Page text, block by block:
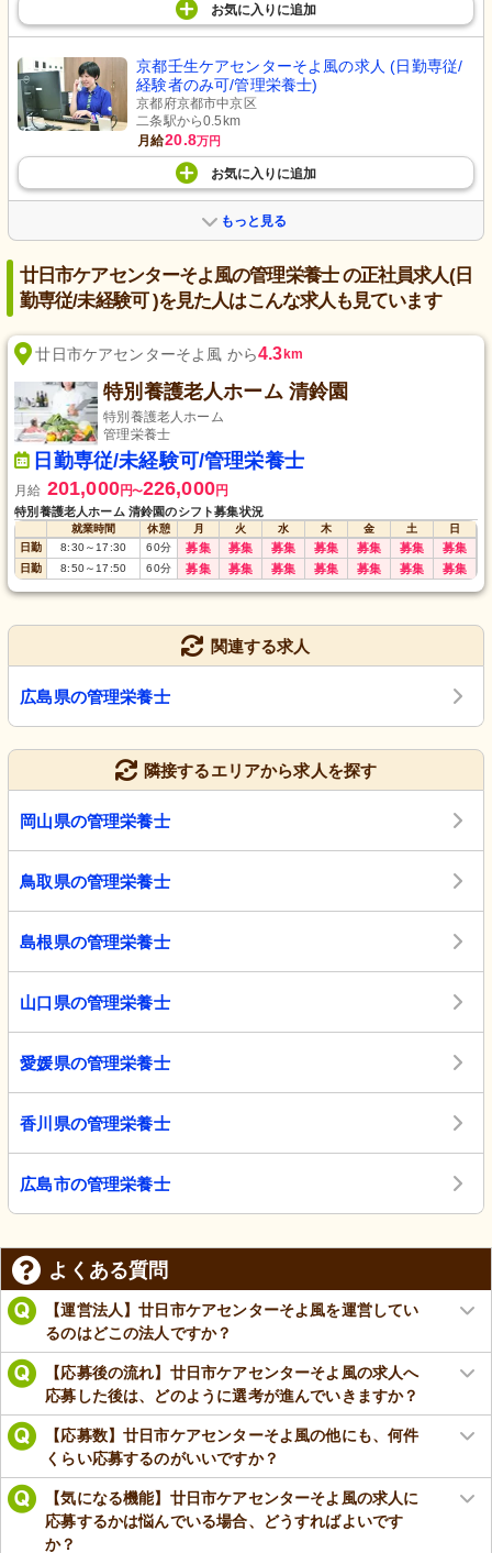
お気に入り に追加
京都壬生ケアセンターそよ風の求人 (日勤専従/
経験者のみ可/管理栄養士)
京都府京都市中京区
二条駅から0.5km
月給20.8万円
お気に入り に追加
もっと見る
廿日市ケアセンターそよ風の管理栄養士 の正社員求人(日
勤専従/未経験可 )を見た人はこんな求人も見ています
廿日市ケアセンターそよ風 から4.3km
特別養護老人ホーム 清鈴園
特別養護老人ホーム
管理栄養士
日勤専従/未経験可/管理栄養士
月給 201,000円〜226,000円
特別養護老人ホーム 清鈴園のシフト募集状況
就業時間 休憩 月 火 水 木 金 土
日
日勤
8:30～17:30 60分 募集 募集 募集 募集 募集 募集 募集
日勤 8:50～17:50 60分 募集 募集 募集 募集 募集 募集 募集
関連する求人
広島県の管理栄養士
隣接するエリアから求人を探す
岡山県の管理栄養士
鳥取県の管理栄養士
島根県の管理栄養士
山口県の管理栄養士
愛媛県の管理栄養士
香川県の管理栄養士
広島市の管理栄養士
よくある質問
【運営法人】廿日市ケアセンターそよ風を運営してい
るのはどこの法人ですか？
【応募後の流れ】廿日市ケアセンターそよ風の求人へ
応募した後は、どのように選考が進んでいきますか？
【応募数】廿日市ケアセンターそよ風の他にも、何件
くらい応募するのがいいですか？
【気になる機能】廿日市ケアセンターそよ風の求人に
応募するかは悩んでいる場合、どうすればよいです
か？